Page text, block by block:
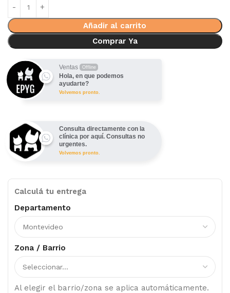
Añadir al carrito
Comprar Ya
Ventas Offline
Hola, en que podemos
ayudarte?
Volvemos pronto.
Consulta directamente con la
clínica por aquí. Consultas no
urgentes.
Volvemos pronto.
Calculá tu entrega
Departamento
Zona / Barrio
Al elegir el barrio/zona se aplica automáticamente.